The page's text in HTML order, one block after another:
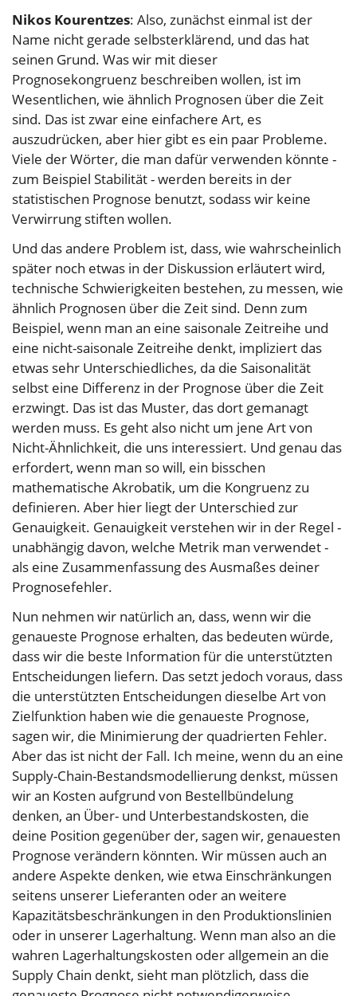
Nikos Kourentzes: Also, zunächst einmal ist der
Name nicht gerade selbsterklärend, und das hat
seinen Grund. Was wir mit dieser
Prognosekongruenz beschreiben wollen, ist im
Wesentlichen, wie ähnlich Prognosen über die Zeit
sind. Das ist zwar eine einfachere Art, es
auszudrücken, aber hier gibt es ein paar Probleme.
Viele der Wörter, die man dafür verwenden könnte -
zum Beispiel Stabilität - werden bereits in der
statistischen Prognose benutzt, sodass wir keine
Verwirrung stiften wollen.
Und das andere Problem ist, dass, wie wahrscheinlich
später noch etwas in der Diskussion erläutert wird,
technische Schwierigkeiten bestehen, zu messen, wie
ähnlich Prognosen über die Zeit sind. Denn zum
Beispiel, wenn man an eine saisonale Zeitreihe und
eine nicht-saisonale Zeitreihe denkt, impliziert das
etwas sehr Unterschiedliches, da die Saisonalität
selbst eine Differenz in der Prognose über die Zeit
erzwingt. Das ist das Muster, das dort gemanagt
werden muss. Es geht also nicht um jene Art von
Nicht-Ähnlichkeit, die uns interessiert. Und genau das
erfordert, wenn man so will, ein bisschen
mathematische Akrobatik, um die Kongruenz zu
definieren. Aber hier liegt der Unterschied zur
Genauigkeit. Genauigkeit verstehen wir in der Regel -
unabhängig davon, welche Metrik man verwendet -
als eine Zusammenfassung des Ausmaßes deiner
Prognosefehler.
Nun nehmen wir natürlich an, dass, wenn wir die
genaueste Prognose erhalten, das bedeuten würde,
dass wir die beste Information für die unterstützten
Entscheidungen liefern. Das setzt jedoch voraus, dass
die unterstützten Entscheidungen dieselbe Art von
Zielfunktion haben wie die genaueste Prognose,
sagen wir, die Minimierung der quadrierten Fehler.
Aber das ist nicht der Fall. Ich meine, wenn du an eine
Supply-Chain-Bestandsmodellierung denkst, müssen
wir an Kosten aufgrund von Bestellbündelung
denken, an Über- und Unterbestandskosten, die
deine Position gegenüber der, sagen wir, genauesten
Prognose verändern könnten. Wir müssen auch an
andere Aspekte denken, wie etwa Einschränkungen
seitens unserer Lieferanten oder an weitere
Kapazitätsbeschränkungen in den Produktionslinien
oder in unserer Lagerhaltung. Wenn man also an die
wahren Lagerhaltungskosten oder allgemein an die
Supply Chain denkt, sieht man plötzlich, dass die